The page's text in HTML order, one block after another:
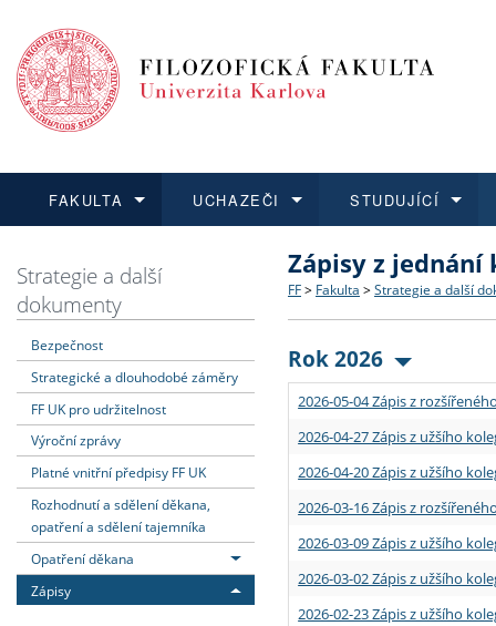
FAKULTA
Dozvědět se více
Struktura a historie
Strategie a další
Podpora a benefity pro
Absolventi fakulty
UCHAZEČI
Podat přihlášku
Co studovat a jak se
Učitelské studijní
Informace k průběhu
STUDUJÍCÍ
Dozvědět se více
Bakalářské a magisterské
Doktorské studium
Rigorózní řízení
Dozvědět se více
O vědě a výzkumu na FF
Akademické kvalifikace
Granty a projekty
Dozvědět se více
Aktuální nabídky a
Vyjíždějící studenti
Přijíždějící studenti
Vyjíždějící zaměstnanci
Strategie a další
dokumenty
Bezpečnost
Strategické a dlouhodobé záměry
FF UK pro udržitelnost
Výroční zprávy
Platné vnitřní předpisy FF UK
Rozhodnutí a sdělení děkana,
opatření a sdělení tajemníka
Opatření děkana
Zápisy
Zápisy z jednání
FF > Fakulta > Strategie a další
Rok 2026
2026-05-04 Zápis z
2026-04-27 Zápis z užšího
2026-04-20 Zápis z užšího
2026-03-16 Zápis z
2026-03-09 Zápis z užšího
2026-03-02 Zápis z užšího
2026-02-23 Zápis z užšího